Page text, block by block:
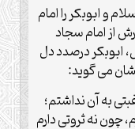
و ابوبکر را امام
از امام سجاد
ابوبکر درصدد دل
می گوید:
به آن نداشتم؛
چون نه ثروتی دارم